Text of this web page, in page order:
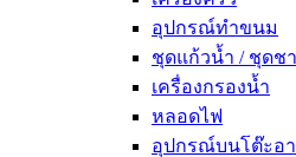
อุปกรณ์ทำขนม
ชุดแก้วน้ำ / ชุดชา
เครื่องกรองน้ำ
หลอดไฟ
อุปกรณ์บนโต๊ะอ